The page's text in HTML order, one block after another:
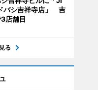
バシ吉祥寺店」 吉
店舗目
る